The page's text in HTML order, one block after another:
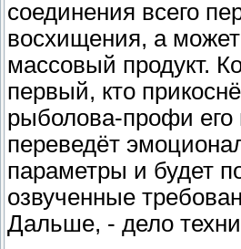
соединения всего
восхищения, а
массовый продукт.
первый, кто
рыболова-профи его
переведёт
параметры и будет
озвученные
Дальше, - дело